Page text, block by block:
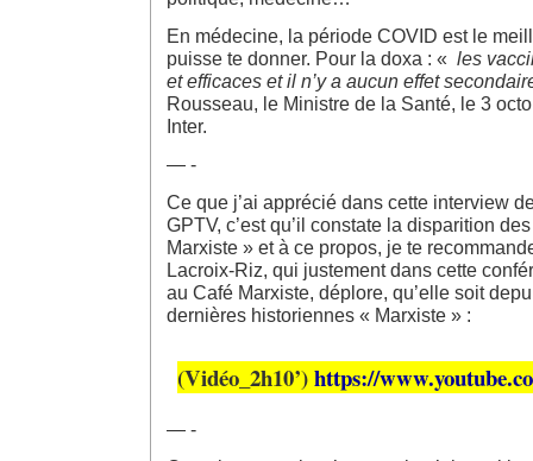
En médecine, la période COVID est le
puisse te donner. Pour la doxa : « les
et efficaces et il n’y a aucun effet
Rousseau, le Ministre de la Santé, le 3
Inter.
— -
Ce que j’ai apprécié dans cette interview
GPTV, c’est qu’il constate la disparition
Marxiste » et à ce propos, je te
Lacroix-Riz, qui justement dans cette
au Café Marxiste, déplore, qu’elle soit
dernières historiennes « Marxiste » :
(Vidéo_2h10’)https://
— -